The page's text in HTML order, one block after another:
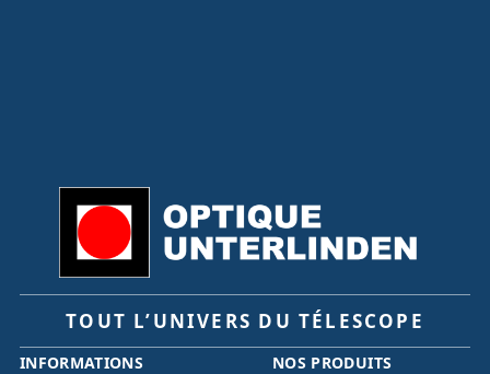
TOUT L’UNIVERS DU TÉLESCOPE
INFORMATIONS NOS PRODUITS